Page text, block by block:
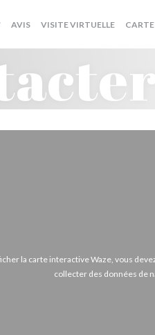
AVIS VISITE VIRTUELLE((OUVRE
la carte interactive Waze, vous
collecter des données de